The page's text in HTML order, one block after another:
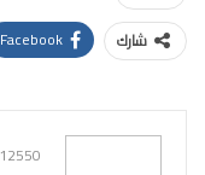
شارك Facebook
12550 المشاركات